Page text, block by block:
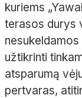
kuriems
terasos durys
užtikrinti
atsparumą
pertvaras,